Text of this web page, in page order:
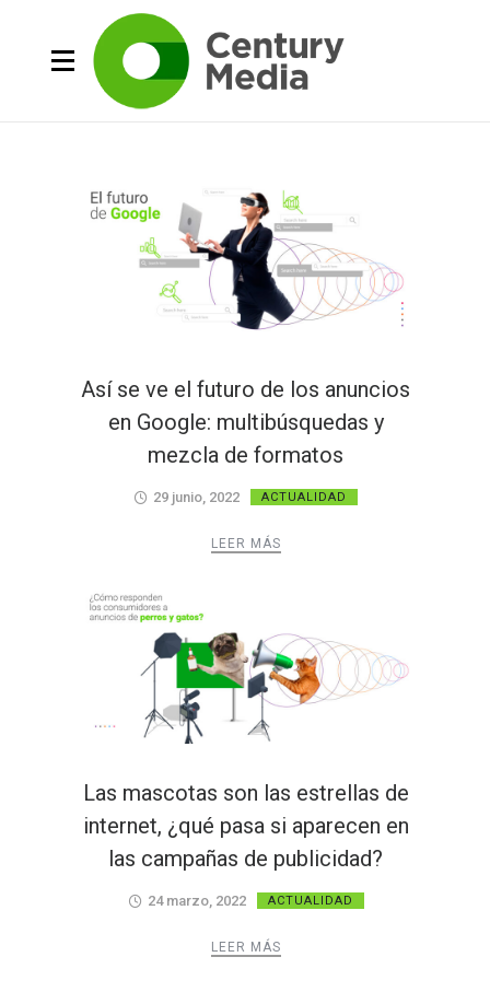
Así se ve el futuro de los anuncios
en Google: multibúsquedas y
mezcla de formatos
29 junio, 2022 ACTUALIDAD
LEER MÁS
Las mascotas son las estrellas de
internet, ¿qué pasa si aparecen en
las campañas de publicidad?
24 marzo, 2022 ACTUALIDAD
LEER MÁS